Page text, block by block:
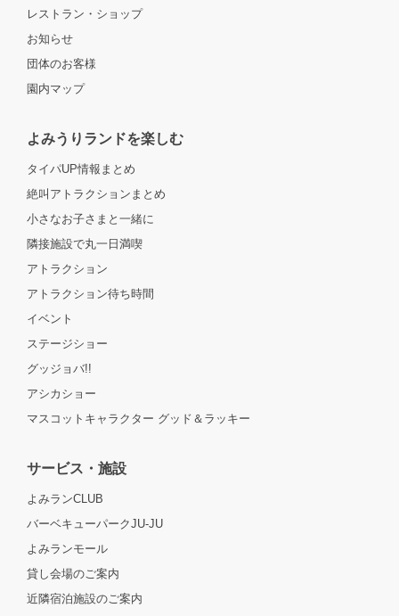
レストラン・ショップ
お知らせ
団体のお客様
園内マップ
よみうりランドを楽しむ
タイパUP情報まとめ
絶叫アトラクションまとめ
小さなお子さまと一緒に
隣接施設で丸一日満喫
アトラクション
アトラクション待ち時間
イベント
ステージショー
グッジョバ!!
アシカショー
マスコットキャラクター グッド＆ラッキー
サービス・施設
よみランCLUB
バーベキューパークJU-JU
よみランモール
貸し会場のご案内
近隣宿泊施設のご案内